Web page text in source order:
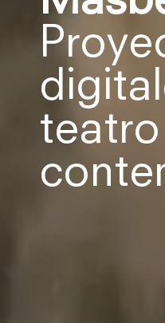
teatro